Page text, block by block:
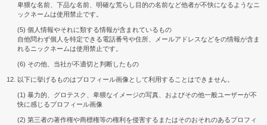
卑猥な名前、下品な名前、明確な荒らし目的の名前など他者が不快になるようなニ
ックネームは使用禁止です。
(5) 個人情報やそれに類する情報が含まれているもの
自他問わず個人を特定できる電話番号や住所、メールアドレスなどをの情報が含ま
れるニックネームは使用禁止です。
(6) その他、当社が不適切と判断したもの
以下に挙げるものはプロフィール画像として利用することはできません。
(1) 暴力的、グロテスク、卑猥なイメージの写真、およびその他一般ユーザーが不
快に感じるプロフィール画像
(2) 第三者の著作権や商標権等の権利を侵害するまたはそのおそれのあるプロフィ